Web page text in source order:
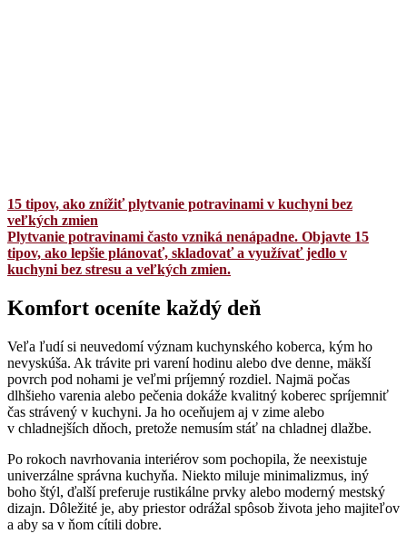
15 tipov, ako znížiť plytvanie potravinami v kuchyni bez
veľkých zmien
Plytvanie potravinami často vzniká nenápadne. Objavte 15
tipov, ako lepšie plánovať, skladovať a využívať jedlo v
kuchyni bez stresu a veľkých zmien.
Komfort oceníte každý deň
Veľa ľudí si neuvedomí význam kuchynského koberca, kým ho
nevyskúša. Ak trávite pri varení hodinu alebo dve denne, mäkší
povrch pod nohami je veľmi príjemný rozdiel. Najmä počas
dlhšieho varenia alebo pečenia dokáže kvalitný koberec spríjemniť
čas strávený v kuchyni. Ja ho oceňujem aj v zime alebo
v chladnejších dňoch, pretože nemusím stáť na chladnej dlažbe.
Po rokoch navrhovania interiérov som pochopila, že neexistuje
univerzálne správna kuchyňa. Niekto miluje minimalizmus, iný
boho štýl, ďalší preferuje rustikálne prvky alebo moderný mestský
dizajn. Dôležité je, aby priestor odrážal spôsob života jeho majiteľov
a aby sa v ňom cítili dobre.